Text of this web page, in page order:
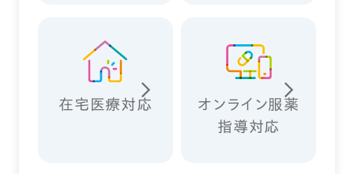
在宅医療対応
オンライン服薬
指導対応